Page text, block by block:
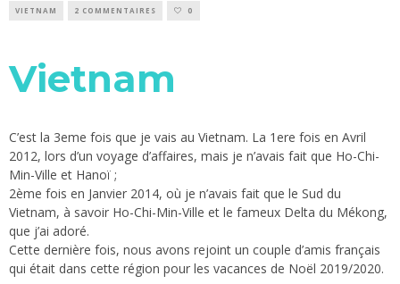
VIETNAM 2 COMMENTAIRES 0
Vietnam
C’est la 3eme fois que je vais au Vietnam. La 1ere fois en Avril
2012, lors d’un voyage d’affaires, mais je n’avais fait que Ho-Chi-
Min-Ville et Hanoï ;
2ème fois en Janvier 2014, où je n’avais fait que le Sud du
Vietnam, à savoir Ho-Chi-Min-Ville et le fameux Delta du Mékong,
que j’ai adoré.
Cette dernière fois, nous avons rejoint un couple d’amis français
qui était dans cette région pour les vacances de Noël 2019/2020.